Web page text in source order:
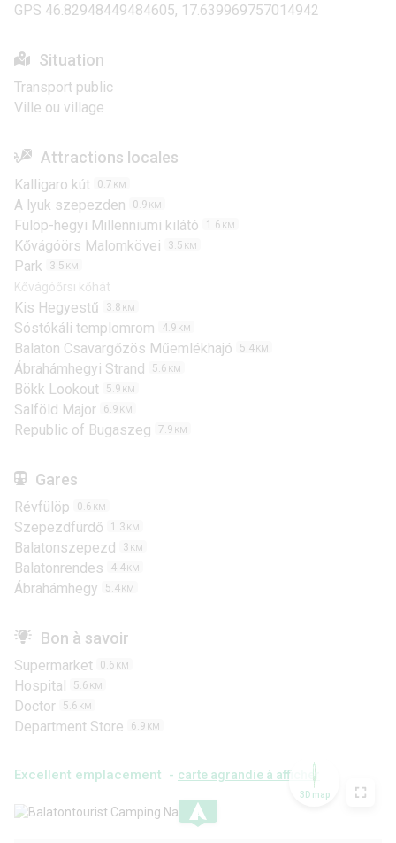
GPS 46.82948449484605, 17.639969757014942
Situation
Transport public
Ville ou village
Attractions locales
Kalligaro kút 0.7 KM
A lyuk szepezden 0.9 KM
Fülöp-hegyi Millenniumi kilátó 1.6 KM
Kővágóörs Malomkövei 3.5 KM
Park 3.5 KM
Kővágóőrsi kőhát
Kis Hegyestű 3.8 KM
Sóstókáli templomrom 4.9 KM
Balaton Csavargőzös Műemlékhajó 5.4 KM
Ábrahámhegyi Strand 5.6 KM
Bökk Lookout 5.9 KM
Salföld Major 6.9 KM
Republic of Bugaszeg 7.9 KM
Gares
Révfülöp 0.6 KM
Szepezdfürdő 1.3 KM
Balatonszepezd 3 KM
Balatonrendes 4.4 KM
Ábrahámhegy 5.4 KM
Bon à savoir
Supermarket 0.6 KM
Hospital 5.6 KM
Doctor 5.6 KM
Department Store 6.9 KM
Excellent emplacement - carte agrandie à afficher
.
3D map